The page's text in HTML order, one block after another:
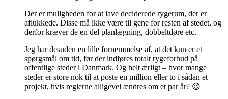
Der er muligheden for at lave deciderede rygerum, der er
aflukkede. Disse må ikke være til gene for resten af stedet, og
derfor kræver de en del planlægning, dobbeltdøre etc.
Jeg har desuden en lille fornemmelse af, at det kun er et
spørgsmål om tid, før der indføres totalt rygeforbud på
offentlige steder i Danmark. Og helt ærligt – hvor mange
steder er store nok til at poste en million eller to i sådan et
projekt, hvis reglerne alligevel ændres om et par år? 😉